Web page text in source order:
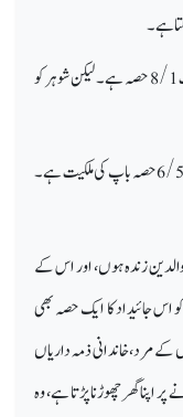
ہے۔
5. بچوں والی عورت کے لیے اپنے شوہر کی جائیداد کا صرف 8/1 حصہ ہے۔ لیکن شوہر کو
6. اگر غیر شادی شدہ بیٹا فوت ہو جائے تو بیٹے کی جائیداد کا 6/5 حصہ باپ کی ملکیت ہے۔
زندہ ہوں، اور اس کے
جائیداد کا ایک حصہ بھی
کے مرد، خاندانی ذمہ داریاں
اپنا گھر چھوڑنا پڑتا ہے، وہ